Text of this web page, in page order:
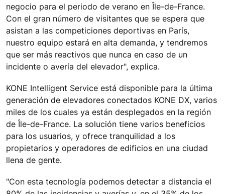
negocio para el periodo de verano en Île-de-France.
Con el gran número de visitantes que se espera que
asistan a las competiciones deportivas en París,
nuestro equipo estará en alta demanda, y tendremos
que ser más reactivos que nunca en caso de un
incidente o avería del elevador", explica.
KONE Intelligent Service está disponible para la última
generación de elevadores conectados KONE DX, varios
miles de los cuales ya están desplegados en la región
de Île-de-France. La solución tiene varios beneficios
para los usuarios, y ofrece tranquilidad a los
propietarios y operadores de edificios en una ciudad
llena de gente.
"Con esta tecnología podemos detectar a distancia el